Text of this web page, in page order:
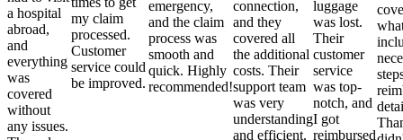
a hospital
abroad,
and
everything
was
covered
without
any issues.
my claim
processed.
Customer
service could
be improved.
emergency,
and the claim
process was
smooth and
quick. Highly
recommended!
connection,
and they
covered all
the additional
costs. Their
support team
was very
understanding
and efficient.
luggage
was lost.
Their
customer
service
was top-
notch, and
I got
reimbursed